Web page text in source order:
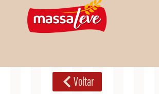
Voltar